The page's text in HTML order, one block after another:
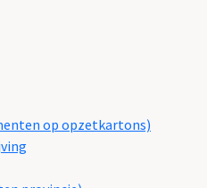
op opzetkartons)